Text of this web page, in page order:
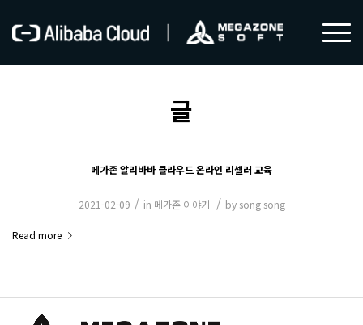
글
메가존 알리바바 클라우드 온라인 리셀러 교육
2021-02-09 / in 메가존 이야기 / by song song
Read more